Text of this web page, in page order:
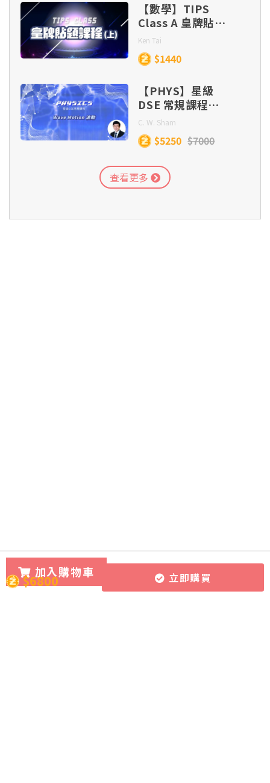
$6800
加入購物車 立即購買
【數學】TIPS
Class A 皇牌貼題
課程 (目標
Lv.5/5*/5**)
Ken Tai
$1440
【PHYS】星級
DSE 常規課程
(Section C) –
Wave Motion
C. W. Sham
$5250 $7000
查看更多